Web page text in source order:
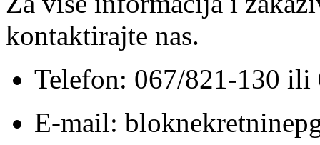
kontaktirajte nas.
Telefon: 067/821-130 ili
E-mail: